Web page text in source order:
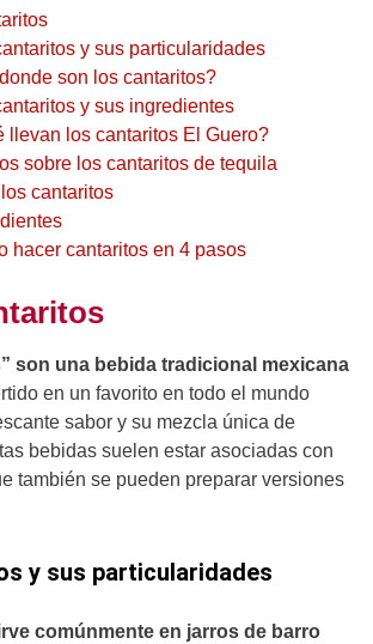
y sus particularidades
son los cantaritos?
y sus ingredientes
llevan los cantaritos El Guero?
sobre los cantaritos de tequila
cantaritos
hacer cantaritos en 4 pasos
son una bebida tradicional mexicana
en un favorito en todo el mundo
sabor y su mezcla única de
bebidas suelen estar asociadas con
también se pueden preparar versiones
y sus particularidades
comúnmente en jarros de barro